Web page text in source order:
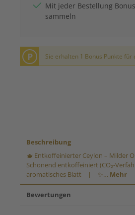
Mit jeder Bestellung
sammeln
P Sie erhalten 1 Bonus Punkte für
Beschreibung
🫖 Entkoffeinierter Ceylon – Milder
Schonend entkoffeiniert (CO₂-
aromatisches Blatt | ✨… Mehr
Bewertungen